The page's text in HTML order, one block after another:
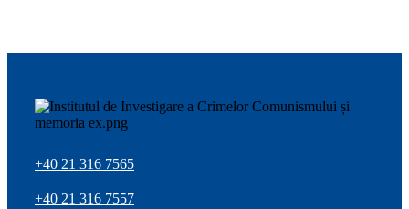
+40 21 316 7565
+40 21 316 7557